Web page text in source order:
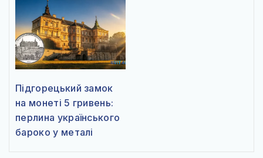
Підгорецький замок
на монеті 5 гривень:
перлина українського
бароко у металі